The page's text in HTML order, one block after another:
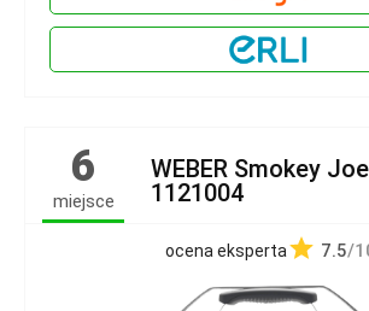
6
miejsce
WEBER Smokey
1121004
ocena eksperta 7.5/